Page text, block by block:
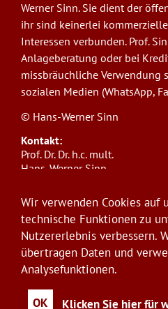
Werner Sinn. Sie dient der
ihr sind keinerlei
Interessen verbunden. Prof.
Anlageberatung oder bei
missbräuchliche Verwendung
sozialen Medien (WhatsApp,
© Hans-Werner Sinn
Kontakt:
Prof. Dr. Dr. h.c. mult.
Hans-Werner Sinn,
ifo Institut
Poschingerstr. 5, 81679
Telefon: +49(0)89/9224-1276
E-Mail:sinn@ifo.de
User
account
Anmelden
Wir verwenden Cookies auf
technische Funktionen zu
Nutzererlebnis verbessern.
übertragen Daten und
Analysefunktionen.
OK Klicken Sie hier für